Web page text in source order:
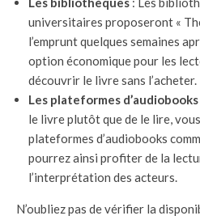
universitaires proposeront «
l’emprunt quelques semaines
option économique pour les
découvrir le livre sans l’acheter.
Les plateformes d’audiobooks
le livre plutôt que de le lire,
plateformes d’audiobooks
pourrez ainsi profiter de la
l’interprétation des acteurs.
N’oubliez pas de vérifier la